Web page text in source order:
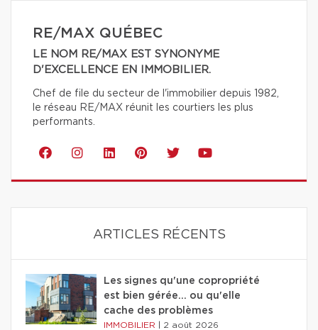
RE/MAX QUÉBEC
LE NOM RE/MAX EST SYNONYME
D'EXCELLENCE EN IMMOBILIER.
Chef de file du secteur de l'immobilier depuis 1982,
le réseau RE/MAX réunit les courtiers les plus
performants.
ARTICLES RÉCENTS
Les signes qu'une copropriété
est bien gérée… ou qu'elle
cache des problèmes
IMMOBILIER 2 août 2026